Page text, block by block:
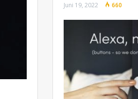
Juni 19, 2022 660